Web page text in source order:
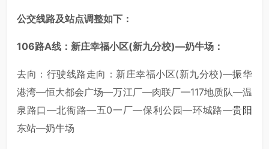
公交线路及站点调整如下：
106路A线：新庄幸福小区(新九分校)—奶牛场：
去向：行驶线路走向：新庄幸福小区(新九分校)—振华
港湾—恒大都会广场—万江厂—肉联厂—117地质队—温
泉路口—北衙路—五0一厂—保利公园—环城路—贵阳
东站—奶牛场